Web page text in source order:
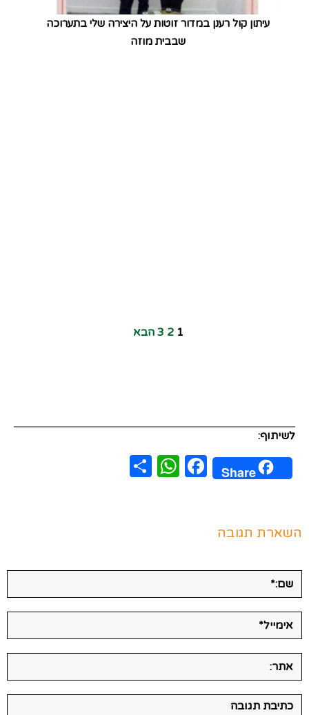
עיתון קול רענן במדור זוטות על היצירה שלי בתערוכה
שבבית מוזה
1
2
3 הבא
לשיתוף:
Share
Facebook
WhatsApp
השארת תגובה
שם:*
אימייל*
אתר:
תגובה: